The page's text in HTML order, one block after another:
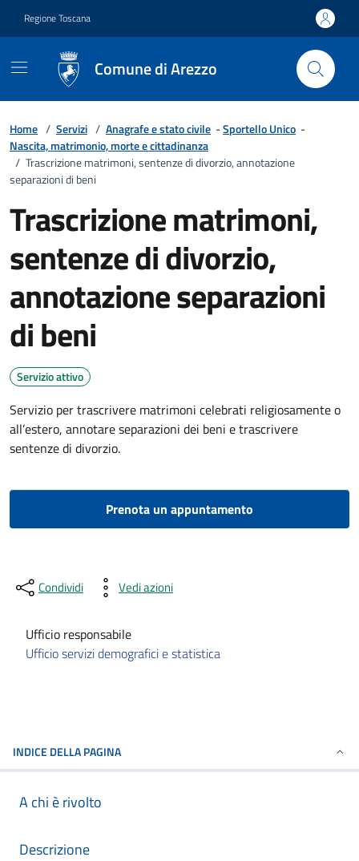
Regione Toscana
Comune di Arezzo
Home / Servizi / Anagrafe e stato civile -Sportello Unico -
Nascita, matrimonio, morte e cittadinanza
/ Trascrizione matrimoni, sentenze di divorzio, annotazione
separazioni di beni
Trascrizione matrimoni,
sentenze di divorzio,
annotazione separazioni
di beni
Servizio attivo
Servizio per trascrivere matrimoni celebrati religiosamente o
all’estero, annotare separazioni dei beni e trascrivere
sentenze di divorzio.
Prenota un appuntamento
Condividi Vedi azioni
Ufficio responsabile
Ufficio servizi demografici e statistica
INDICE DELLA PAGINA
A chi è rivolto
Descrizione